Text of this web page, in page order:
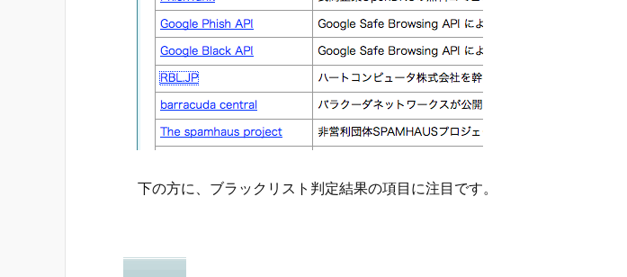
下の方に、ブラックリスト判定結果の項目に注目です。